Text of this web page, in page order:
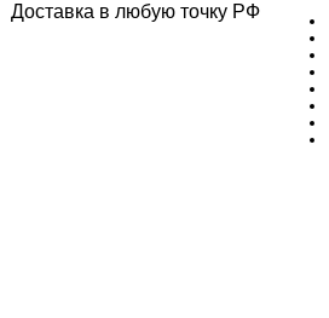
Доставка в любую точку РФ